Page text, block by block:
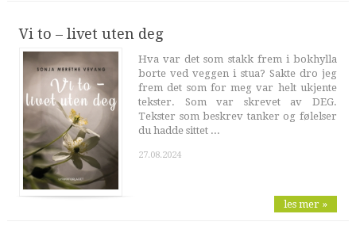
Vi to – livet uten deg
Hva var det som stakk frem i bokhylla
borte ved veggen i stua? Sakte dro jeg
frem det som for meg var helt ukjente
tekster. Som var skrevet av DEG.
Tekster som beskrev tanker og følelser
du hadde sittet ...
27.08.2024
les mer »